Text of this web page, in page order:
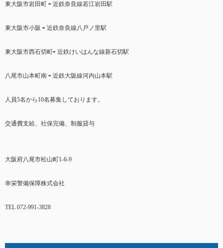
東大阪市岩田町 ⇨ 近鉄奈良線若江岩田駅
東大阪市小阪 ⇨ 近鉄奈良線八戸ノ里駅
東大阪市西石切町⇨ 近鉄けいはんな線新石切駅
八尾市山本町南 ⇨ 近鉄大阪線河内山本駅
人員5名から10名募集しております。
交通費支給、社保完備、制服貸与
大阪府八尾市松山町1-6-9
幸栄警備保障株式会社
TEL 072-991-3828